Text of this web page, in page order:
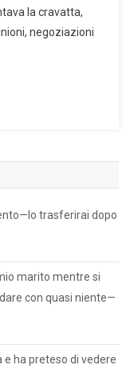
la cravatta,
negoziazioni
trasferirai dopo
marito mentre si
con quasi niente—
e ha preteso di vedere